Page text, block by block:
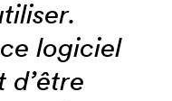
logiciel
d’être